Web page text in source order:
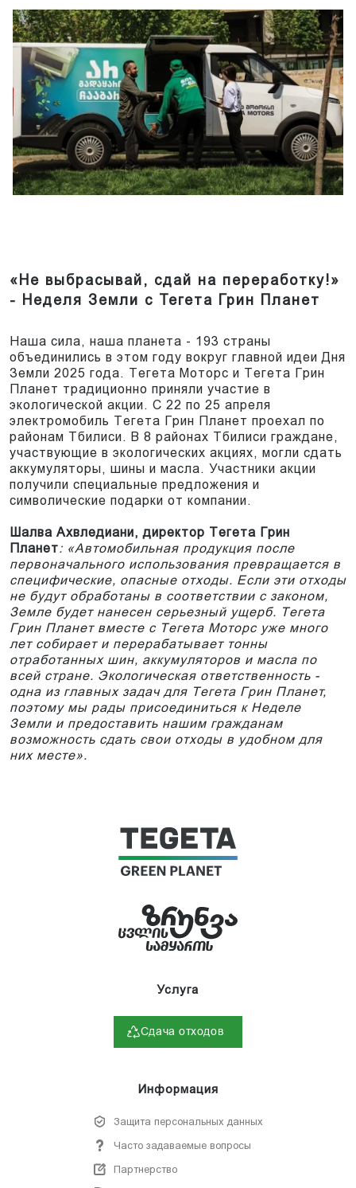
«Не выбрасывай, сдай на переработку!»
- Неделя Земли с Тегета Грин Планет
Наша сила, наша планета - 193 страны
объединились в этом году вокруг главной идеи Дня
Земли 2025 года. Тегета Моторс и Тегета Грин
Планет традиционно приняли участие в
экологической акции. С 22 по 25 апреля
электромобиль Тегета Грин Планет проехал по
районам Тбилиси. В 8 районах Тбилиси граждане,
участвующие в экологических акциях, могли сдать
аккумуляторы, шины и масла. Участники акции
получили специальные предложения и
символические подарки от компании.
Шалва Ахвледиани, директор Тегета Грин
Планет: «Автомобильная продукция после
первоначального использования превращается в
специфические, опасные отходы. Если эти отходы
не будут обработаны в соответствии с законом,
Земле будет нанесен серьезный ущерб. Тегета
Грин Планет вместе с Тегета Моторс уже много
лет собирает и перерабатывает тонны
отработанных шин, аккумуляторов и масла по
всей стране. Экологическая ответственность -
одна из главных задач для Тегета Грин Планет,
поэтому мы рады присоединиться к Неделе
Земли и предоставить нашим гражданам
возможность сдать свои отходы в удобном для
них месте».
Услуга
Сдача отходов
Информация
Защита персональных данных
Часто задаваемые вопросы
Партнерство